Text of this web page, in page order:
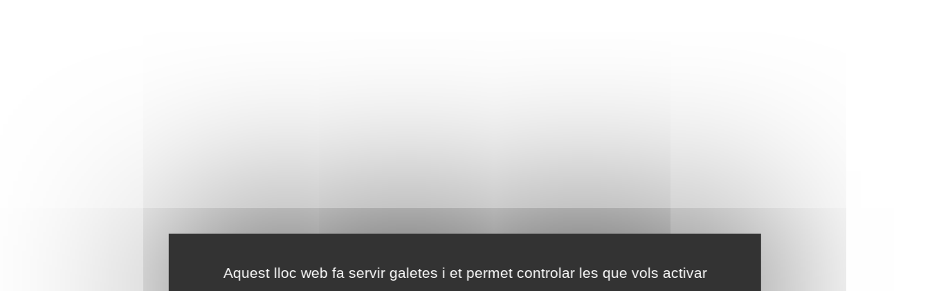
Aquest lloc web fa servir galetes i et permet controlar les que vols activar